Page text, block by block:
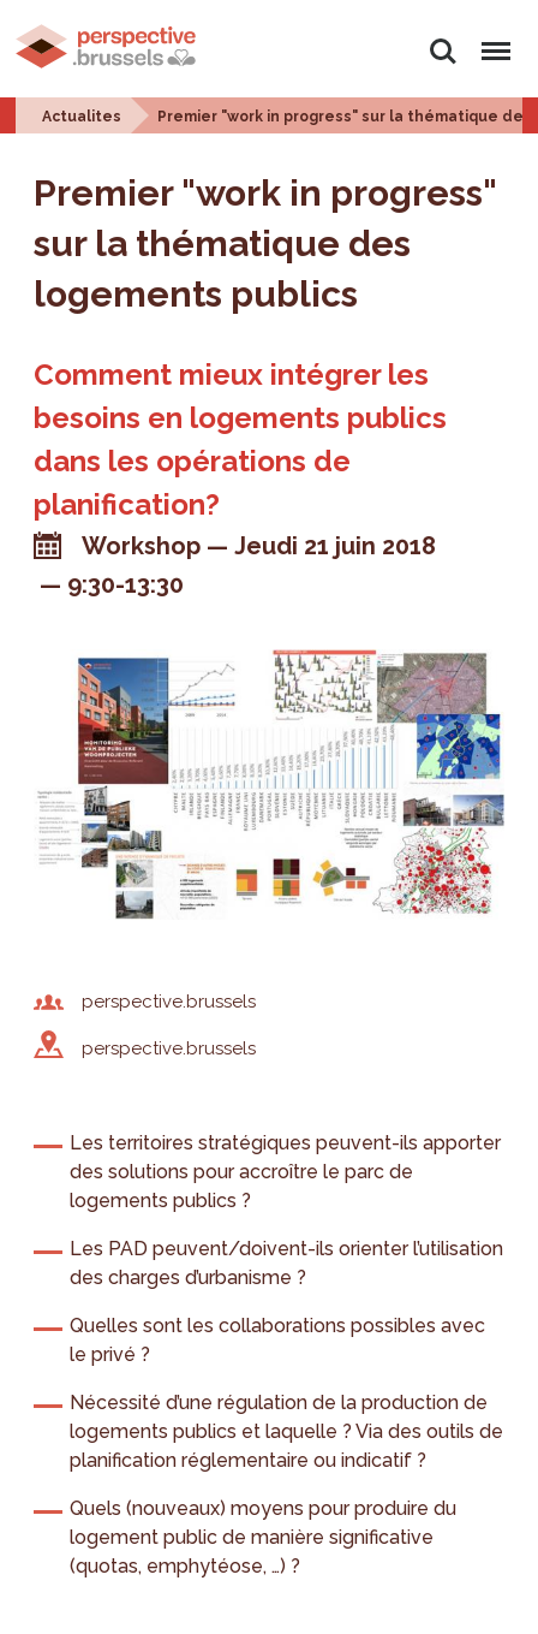
Rechercher
Menu
Actualites Premier "work in progress" sur la thématique
Premier "work in progress"
sur la thématique des
logements publics
Comment mieux intégrer les
besoins en logements publics
dans les opérations de
planification?
Workshop
Jeudi 21 juin 2018
9:30-13:30
perspective.brussels
perspective.brussels
Les territoires stratégiques peuvent-ils apporter
des solutions pour accroître le parc de
logements publics ?
Les PAD peuvent/doivent-ils orienter l’utilisation
des charges d’urbanisme ?
Quelles sont les collaborations possibles avec
le privé ?
Nécessité d’une régulation de la production de
logements publics et laquelle ? Via des outils de
planification réglementaire ou indicatif ?
Quels (nouveaux) moyens pour produire du
logement public de manière significative
(quotas, emphytéose, …) ?